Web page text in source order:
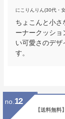
にこりんりん(30代・
ちょこんと小さ
ーナークッシ
い可愛さのデ
す。
no. 12